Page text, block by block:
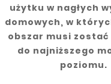
użytku w nagłych
domowych, w
obszar musi
do najniższego
poziomu.